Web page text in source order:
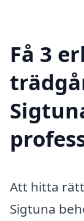
Få 3
Att hitta
Sigtuna